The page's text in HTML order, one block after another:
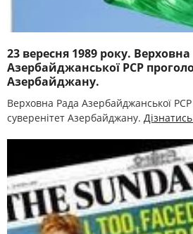
23 вересня 1989 року.
Азербайджанської РСР
Азербайджану.
Верховна Рада Азербайджанської
суверенітет Азербайджану.